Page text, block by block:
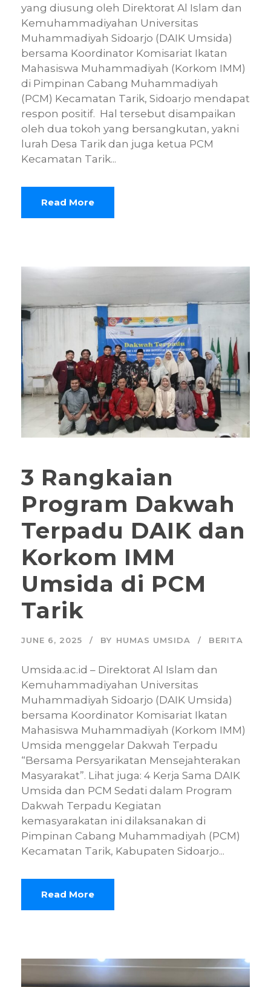
yang diusung oleh Direktorat Al Islam dan
Kemuhammadiyahan Universitas
Muhammadiyah Sidoarjo (DAIK Umsida)
bersama Koordinator Komisariat Ikatan
Mahasiswa Muhammadiyah (Korkom IMM)
di Pimpinan Cabang Muhammadiyah
(PCM) Kecamatan Tarik, Sidoarjo mendapat
respon positif. Hal tersebut disampaikan
oleh dua tokoh yang bersangkutan, yakni
lurah Desa Tarik dan juga ketua PCM
Kecamatan Tarik...
Read More
3 Rangkaian
Program Dakwah
Terpadu DAIK dan
Korkom IMM
Umsida di PCM
Tarik
JUNE 6, 2025 BY HUMAS UMSIDA BERITA
Umsida.ac.id – Direktorat Al Islam dan
Kemuhammadiyahan Universitas
Muhammadiyah Sidoarjo (DAIK Umsida)
bersama Koordinator Komisariat Ikatan
Mahasiswa Muhammadiyah (Korkom IMM)
Umsida menggelar Dakwah Terpadu
“Bersama Persyarikatan Mensejahterakan
Masyarakat”. Lihat juga: 4 Kerja Sama DAIK
Umsida dan PCM Sedati dalam Program
Dakwah Terpadu Kegiatan
kemasyarakatan ini dilaksanakan di
Pimpinan Cabang Muhammadiyah (PCM)
Kecamatan Tarik, Kabupaten Sidoarjo...
Read More